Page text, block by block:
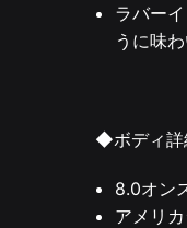
ラバー
うに味
◆ボディ詳
8.0オン
アメリ